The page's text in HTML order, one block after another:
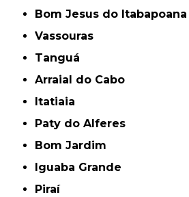
Bom Jesus do Itabapoana
Vassouras
Tanguá
Arraial do Cabo
Itatiaia
Paty do Alferes
Bom Jardim
Iguaba Grande
Piraí